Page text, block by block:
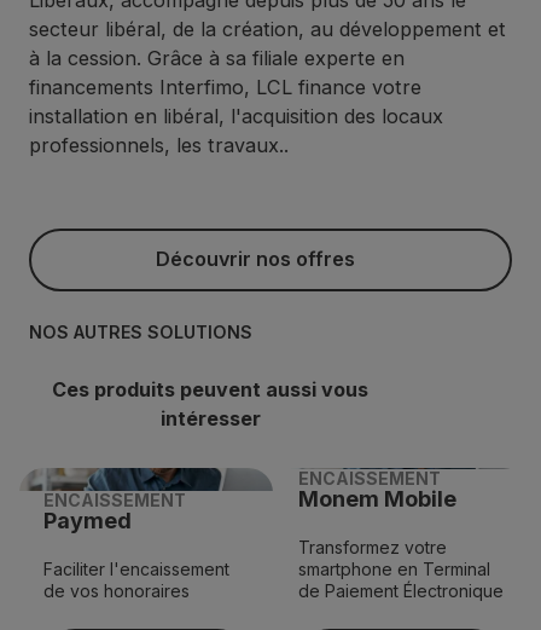
secteur libéral, de la création, au développement et
à la cession. Grâce à sa filiale experte en
financements Interfimo, LCL finance votre
installation en libéral, l'acquisition des locaux
professionnels, les travaux..
Découvrir nos offres
Découvrir nos offres
NOS AUTRES SOLUTIONS
Ces produits peuvent aussi vous
intéresser
ENCAISSEMENT
Paymed
Faciliter l'encaissement
de vos honoraires
ENCAISSEMENT
Monem Mobile
Transformez votre
smartphone en Terminal
de Paiement Électronique